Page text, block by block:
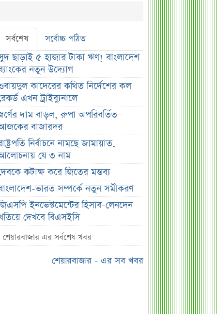
সর্বশেষ সর্বোচ্চ পঠিত
ছাড়াই ৫ হাজার টাকা ঋণ! বাংলাদেশ
নতুন উদ্যোগ
কাদেরের কথিত নির্দেশের কল
এখন ট্রাইব্যুনালে
দাম বাড়ল, রুপা অপরিবর্তিত—
বাজারদর
নির্বাচনে নামছে জামায়াত,
যে ৩ নাম
কটাক্ষ করে জিতের মন্তব্য
ভারত সম্পর্কে নতুন সমীকরণ
ইনভেস্টমেন্টের হিসাব-লেনদেন
দেখবে বিএসইসি
সরকারের কাছে জামায়াতের ৭ প্রশ্ন
সংবিধানের নিয়ম জানুন
শেয়ারবাজার এর সর্বশেষ খবর
শেয়ারবাজার - এর সব খবর